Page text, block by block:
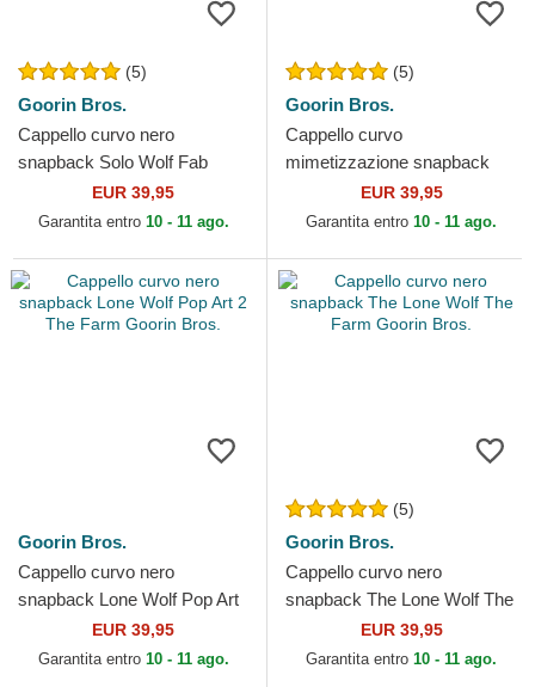
(5)
Goorin Bros.
Cappello curvo nero
snapback Solo Wolf Fab
Farm The Farm Goorin Bros.
EUR 39,95
Garantita entro 10 - 11 ago.
(5)
Goorin Bros.
Cappello curvo
mimetizzazione snapback
Lone Wolf Camouflage
Seasonal Real Tree The
EUR 39,95
Garantita entro 10 - 11 ago.
Goorin Bros.
Cappello curvo nero
snapback Lone Wolf Pop Art
2 The Farm Goorin Bros.
EUR 39,95
Garantita entro 10 - 11 ago.
(5)
Goorin Bros.
Cappello curvo nero
snapback The Lone Wolf The
Farm Goorin Bros.
EUR 39,95
Garantita entro 10 - 11 ago.